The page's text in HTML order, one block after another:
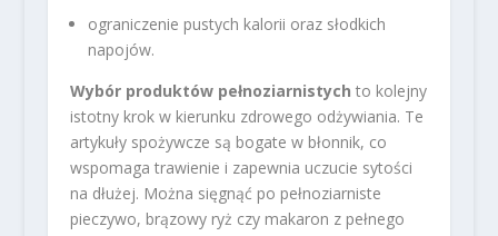
ograniczenie pustych kalorii oraz słodkich
napojów.
Wybór produktów pełnoziarnistych to kolejny
istotny krok w kierunku zdrowego odżywiania. Te
artykuły spożywcze są bogate w błonnik, co
wspomaga trawienie i zapewnia uczucie sytości
na dłużej. Można sięgnąć po pełnoziarniste
pieczywo, brązowy ryż czy makaron z pełnego